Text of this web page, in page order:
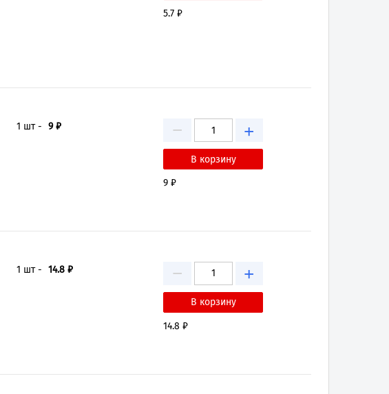
5.7 ₽
1 шт - 9 ₽ − +
9 ₽
1 шт - 14.8 ₽ − +
14.8 ₽